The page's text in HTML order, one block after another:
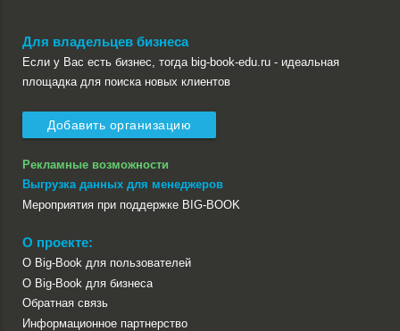
Для владельцев бизнеса
Если у Вас есть бизнес, тогда big-book-edu.ru - идеальная
площадка для поиска новых клиентов
Добавить организацию
Рекламные возможности
Выгрузка данных для менеджеров
Мероприятия при поддержке BIG-BOOK
О проекте:
О Big-Book для пользователей
О Big-Book для бизнеса
Обратная связь
Информационное партнерство